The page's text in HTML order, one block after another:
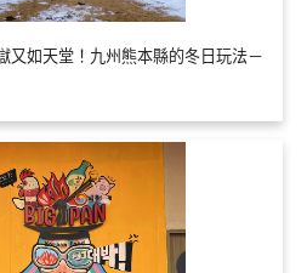
又如天堂！九州熊本縣的冬日玩法－